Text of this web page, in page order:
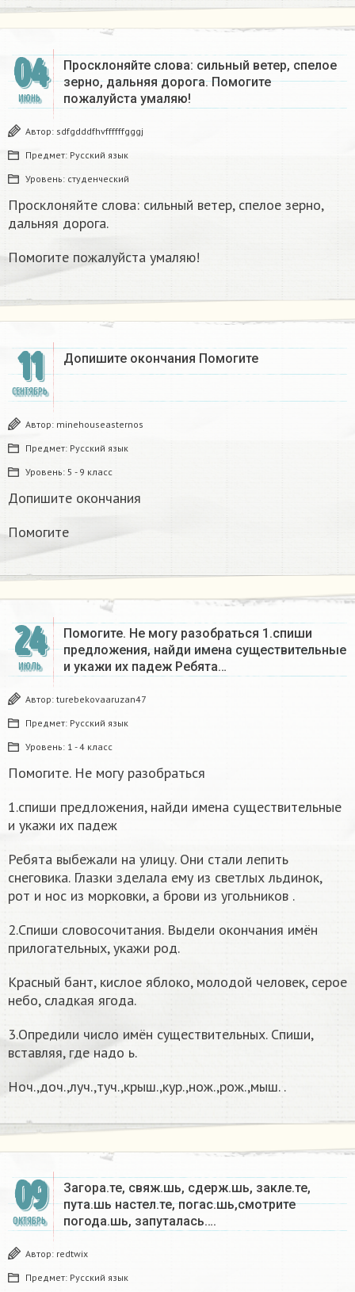
04
ИЮНЬ
Просклоняйте слова: сильный ветер, спелое
зерно, дальняя дорога. Помогите
пожалуйста умаляю!
Автор: sdfgdddfhvffffffgggj
Предмет: Русский язык
Уровень: студенческий
Просклоняйте слова: сильный ветер, спелое зерно,
дальняя дорога.
Помогите пожалуйста умаляю!
11
СЕНТЯБРЬ
Допишите окончания Помогите
Автор: minehouseasternos
Предмет: Русский язык
Уровень: 5 - 9 класс
Допишите окончания
Помогите
24
ИЮЛЬ
Помогите. Не могу разобраться 1.спиши
предложения, найди имена существительные
и укажи их падеж Ребята…
Автор: turebekovaaruzan47
Предмет: Русский язык
Уровень: 1 - 4 класс
Помогите. Не могу разобраться
1.спиши предложения, найди имена существительные
и укажи их падеж
Ребята выбежали на улицу. Они стали лепить
снеговика. Глазки зделала ему из светлых льдинок,
рот и нос из морковки, а брови из угольников .
2.Спиши словосочитания. Выдели окончания имён
прилогательных, укажи род.
Красный бант, кислое яблоко, молодой человек, серое
небо, сладкая ягода.
3.Опредили число имён существительных. Спиши,
вставляя, где надо ь.
Ноч.,доч.,луч.,туч.,крыш.,кур.,нож.,рож.,мыш. .
09
ОКТЯБРЬ
Загора.те, свяж.шь, сдерж.шь, закле.те,
пута.шь настел.те, погас.шь,смотрите
погода.шь, запуталась….
Автор: redtwix
Предмет: Русский язык